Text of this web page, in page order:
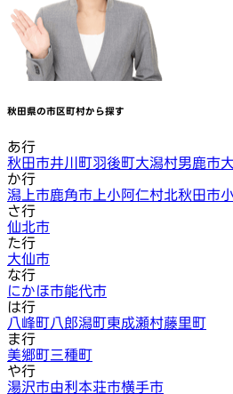
秋田県の市区町村から探す
あ行
秋田市井川町羽後町大潟村男鹿市
か行
潟上市鹿角市 上小阿仁村北秋田市
さ行
仙北市
た行
大仙市
な行
にかほ市能代市
は行
八峰町八郎潟町東成瀬村藤里町
ま行
美郷町三種町
や行
湯沢市由利本荘市横手市